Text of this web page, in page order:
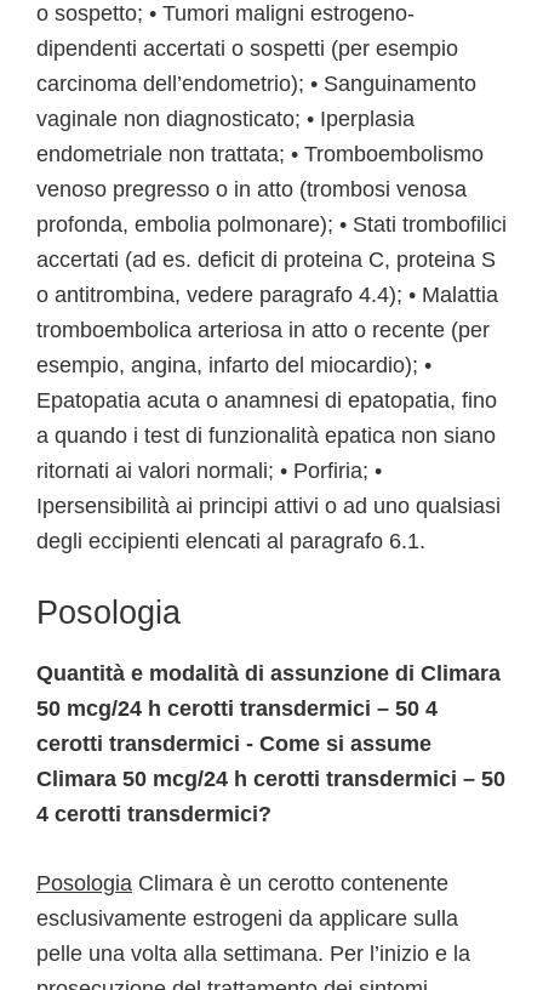
o sospetto; • Tumori maligni estrogeno-
dipendenti accertati o sospetti (per esempio
carcinoma dell’endometrio); • Sanguinamento
vaginale non diagnosticato; • Iperplasia
endometriale non trattata; • Tromboembolismo
venoso pregresso o in atto (trombosi venosa
profonda, embolia polmonare); • Stati trombofilici
accertati (ad es. deficit di proteina C, proteina S
o antitrombina, vedere paragrafo 4.4); • Malattia
tromboembolica arteriosa in atto o recente (per
esempio, angina, infarto del miocardio); •
Epatopatia acuta o anamnesi di epatopatia, fino
a quando i test di funzionalità epatica non siano
ritornati ai valori normali; • Porfiria; •
Ipersensibilità ai principi attivi o ad uno qualsiasi
degli eccipienti elencati al paragrafo 6.1.
Posologia
Quantità e modalità di assunzione di Climara
50 mcg/24 h cerotti transdermici – 50 4
cerotti transdermici - Come si assume
Climara 50 mcg/24 h cerotti transdermici – 50
4 cerotti transdermici?
Posologia Climara è un cerotto contenente
esclusivamente estrogeni da applicare sulla
pelle una volta alla settimana. Per l’inizio e la